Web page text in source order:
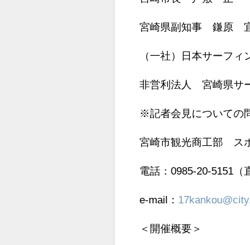
宮崎県副知事 鎌原
（一社）日本サーフ
非営利法人 宮崎県
※記者会見についての
宮崎市観光商工部 ス
電話：0985-20-5151
e-mail：
＜開催概要＞